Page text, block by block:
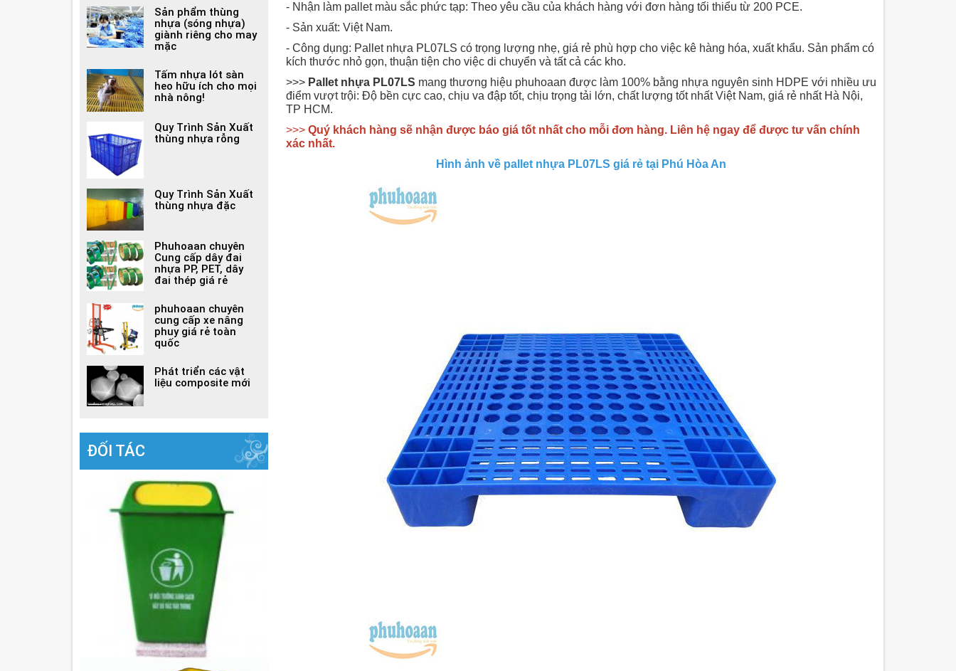
- Nhận làm pallet màu sắc phức tạp: Theo yêu cầu của khách hàng với đơn hàng tối thiểu từ 200 PCE.
- Sản xuất: Việt Nam.
- Công dụng: Pallet nhựa PL07LS có trọng lượng nhẹ, giá rẻ phù hợp cho việc kê hàng hóa, xuất khẩu. Sản phẩm có
kích thước nhỏ gọn, thuận tiện cho việc di chuyển và tất cả các kho.
>>> Pallet nhựa PL07LS mang thương hiệu phuhoaan được làm 100% bằng nhựa nguyên sinh HDPE với nhiều ưu
điểm vượt trội: Độ bền cực cao, chịu va đập tốt, chịu trọng tải lớn, chất lượng tốt nhất Việt Nam, giá rẻ nhất Hà Nội,
TP HCM.
>>> Quý khách hàng sẽ nhận được báo giá tốt nhất cho mỗi đơn hàng. Liên hệ ngay để được tư vấn chính
xác nhất.
Hình ảnh về pallet nhựa PL07LS giá rẻ tại Phú Hòa An
Sản phẩm thùng
nhựa (sóng nhựa)
giành riêng cho may
mặc
Tấm nhựa lót sàn
heo hữu ích cho mọi
nhà nông!
Quy Trình Sản Xuất
thùng nhựa rỗng
Quy Trình Sản Xuất
thùng nhựa đặc
Phuhoaan chuyên
Cung cấp dây đai
nhựa PP, PET, dây
đai thép giá rẻ
phuhoaan chuyên
cung cấp xe nâng
phuy giá rẻ toàn
quốc
Phát triển các vật
liệu composite mới
ĐỐI TÁC